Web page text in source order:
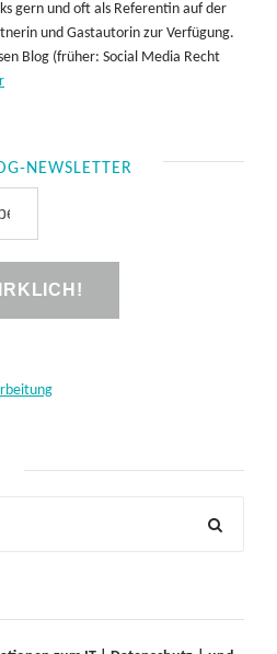
gern und oft als Referentin auf der
und Gastautorin zur Verfügung.
Blog (früher: Social Media Recht
NEWSLETTER